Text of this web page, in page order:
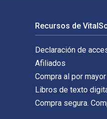
Recursos de
Declaración de
Afiliados
Compra al por mayor
Libros de texto
Compra segura.